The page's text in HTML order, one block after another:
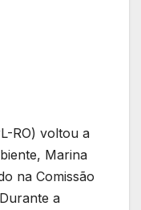
RO) voltou a
Marina
na Comissão
a